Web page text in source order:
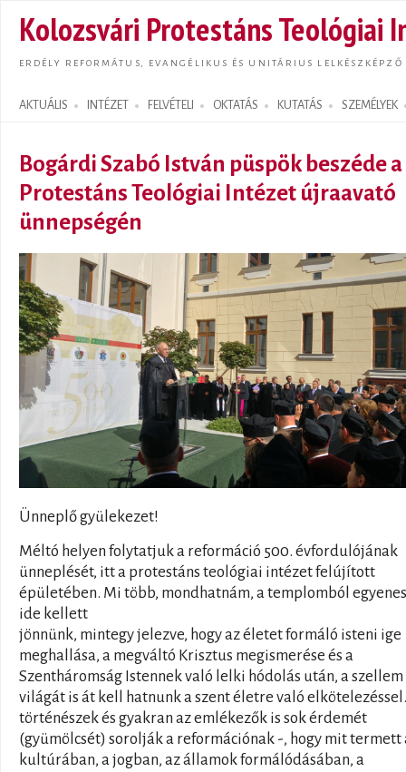
Kolozsvári Protestáns Teológiai
ERDÉLY REFORMÁTUS, EVANGÉLIKUS ÉS UNITÁRIUS LELKÉSZKÉPZŐ
AKTUÁLIS INTÉZET FELVÉTELI OKTATÁS KUTATÁS SZEMÉLYEK
Search form
Bogárdi Szabó István püspök beszéde a
Protestáns Teológiai Intézet újraavató
ünnepségén
Ünneplő gyülekezet!
Méltó helyen folytatjuk a reformáció 500. évfordulójának
ünneplését, itt a protestáns teológiai intézet felújított
épületében. Mi több, mondhatnám, a templomból
ide kellett
jönnünk, mintegy jelezve, hogy az életet formáló isteni ige
meghallása, a megváltó Krisztus megismerése és a
Szentháromság Istennek való lelki hódolás után, a szellem
világát is át kell hatnunk a szent életre való
történészek és gyakran az emlékezők is sok érdemét
(gyümölcsét) sorolják a reformációnak -, hogy mit termett
kultúrában, a jogban, az államok formálódásában, a